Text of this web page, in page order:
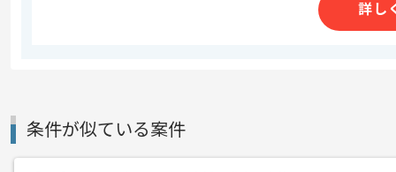
詳し
条件が似ている案件